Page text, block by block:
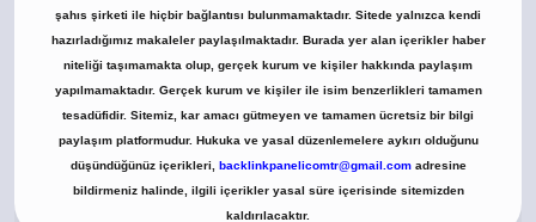
şahıs şirketi ile hiçbir bağlantısı bulunmamaktadır. Sitede yalnızca kendi
hazırladığımız makaleler paylaşılmaktadır. Burada yer alan içerikler haber
niteliği taşımamakta olup, gerçek kurum ve kişiler hakkında paylaşım
yapılmamaktadır. Gerçek kurum ve kişiler ile isim benzerlikleri tamamen
tesadüfidir. Sitemiz, kar amacı gütmeyen ve tamamen ücretsiz bir bilgi
paylaşım platformudur. Hukuka ve yasal düzenlemelere aykırı olduğunu
düşündüğünüz içerikleri, backlinkpanelicomtr@gmail.comadresine
bildirmeniz halinde, ilgili içerikler yasal süre içerisinde sitemizden
kaldırılacaktır.